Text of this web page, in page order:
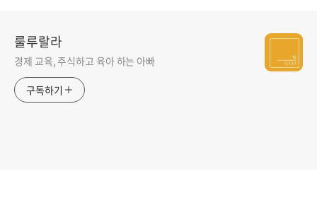
룰루랄라
경제 교육, 주식하고 육아 하는 아빠
구독하기